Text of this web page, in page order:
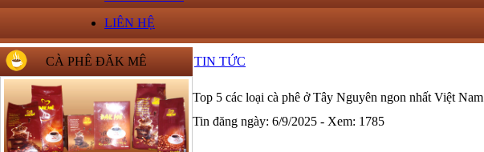
LIÊN HỆ
CÀ PHÊ ĐĂK MÊ TIN TỨC
Top 5 các loại cà phê ở Tây Nguyên ngon nhất Việt Nam
Tin đăng ngày: 6/9/2025 - Xem: 1785